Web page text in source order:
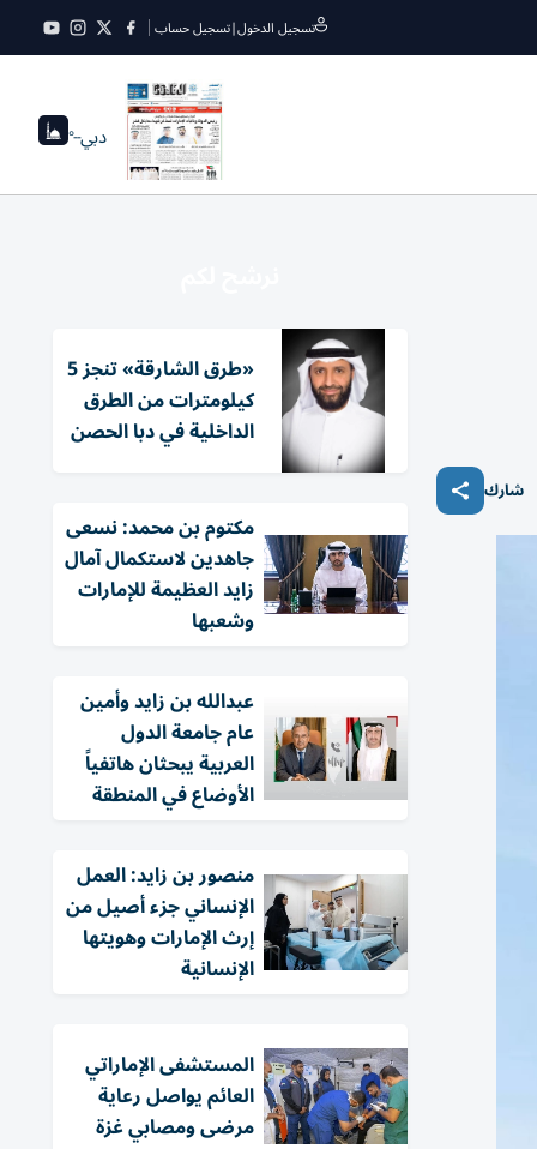
تسجيل الدخول|تسجيل حساب
دبي--°
شارك
«طرق الشارقة» تنجز 5
كيلومترات من الطرق
الداخلية في دبا الحصن
مكتوم بن محمد: نسعى
جاهدين لاستكمال آمال
زايد العظيمة للإمارات
وشعبها
عبدالله بن زايد وأمين
عام جامعة الدول
العربية يبحثان هاتفياً
الأوضاع في المنطقة
منصور بن زايد: العمل
الإنساني جزء أصيل من
إرث الإمارات وهويتها
الإنسانية
المستشفى الإماراتي
العائم يواصل رعاية
مرضى ومصابي غزة